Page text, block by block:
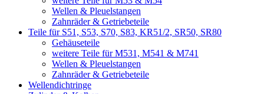
Wellen & Pleuelstangen
Zahnräder & Getriebeteile
Teile für S51, S53, S70, S83, KR51/2, SR50, SR80
Gehäuseteile
weitere Teile für M531, M541 & M741
Wellen & Pleuelstangen
Zahnräder & Getriebeteile
Wellendichtringe